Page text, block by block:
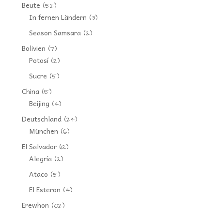
Beute (52)
In fernen Ländern (3)
Season Samsara(2)
Bolivien (7)
Potosí(2)
Sucre (5)
China(5)
Beijing (4)
Deutschland(24)
München (6)
El Salvador(12)
Alegría(2)
Ataco (5)
El Esteron (4)
Erewhon (102)